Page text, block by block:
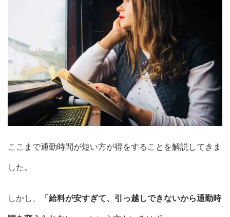
ここまで通勤時間が短い方が得をすることを解説してきま
した。
しかし、
「給料が安すぎて、引っ越しできないから通勤時